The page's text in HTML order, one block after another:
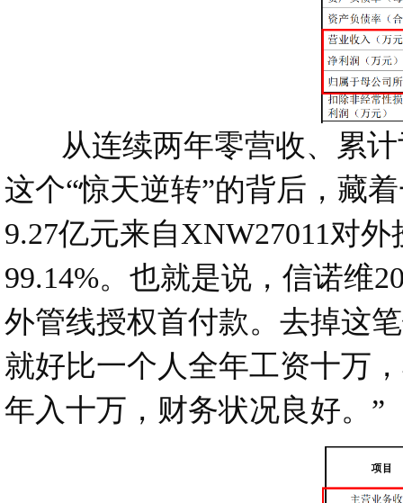
从连续两年零营收、累计
这个“惊天逆转”的背后，藏
9.27亿元来自XNW27011对
99.14%。也就是说，信诺维
外管线授权首付款。去掉这
就好比一个人全年工资十万
年入十万，财务状况良好。”